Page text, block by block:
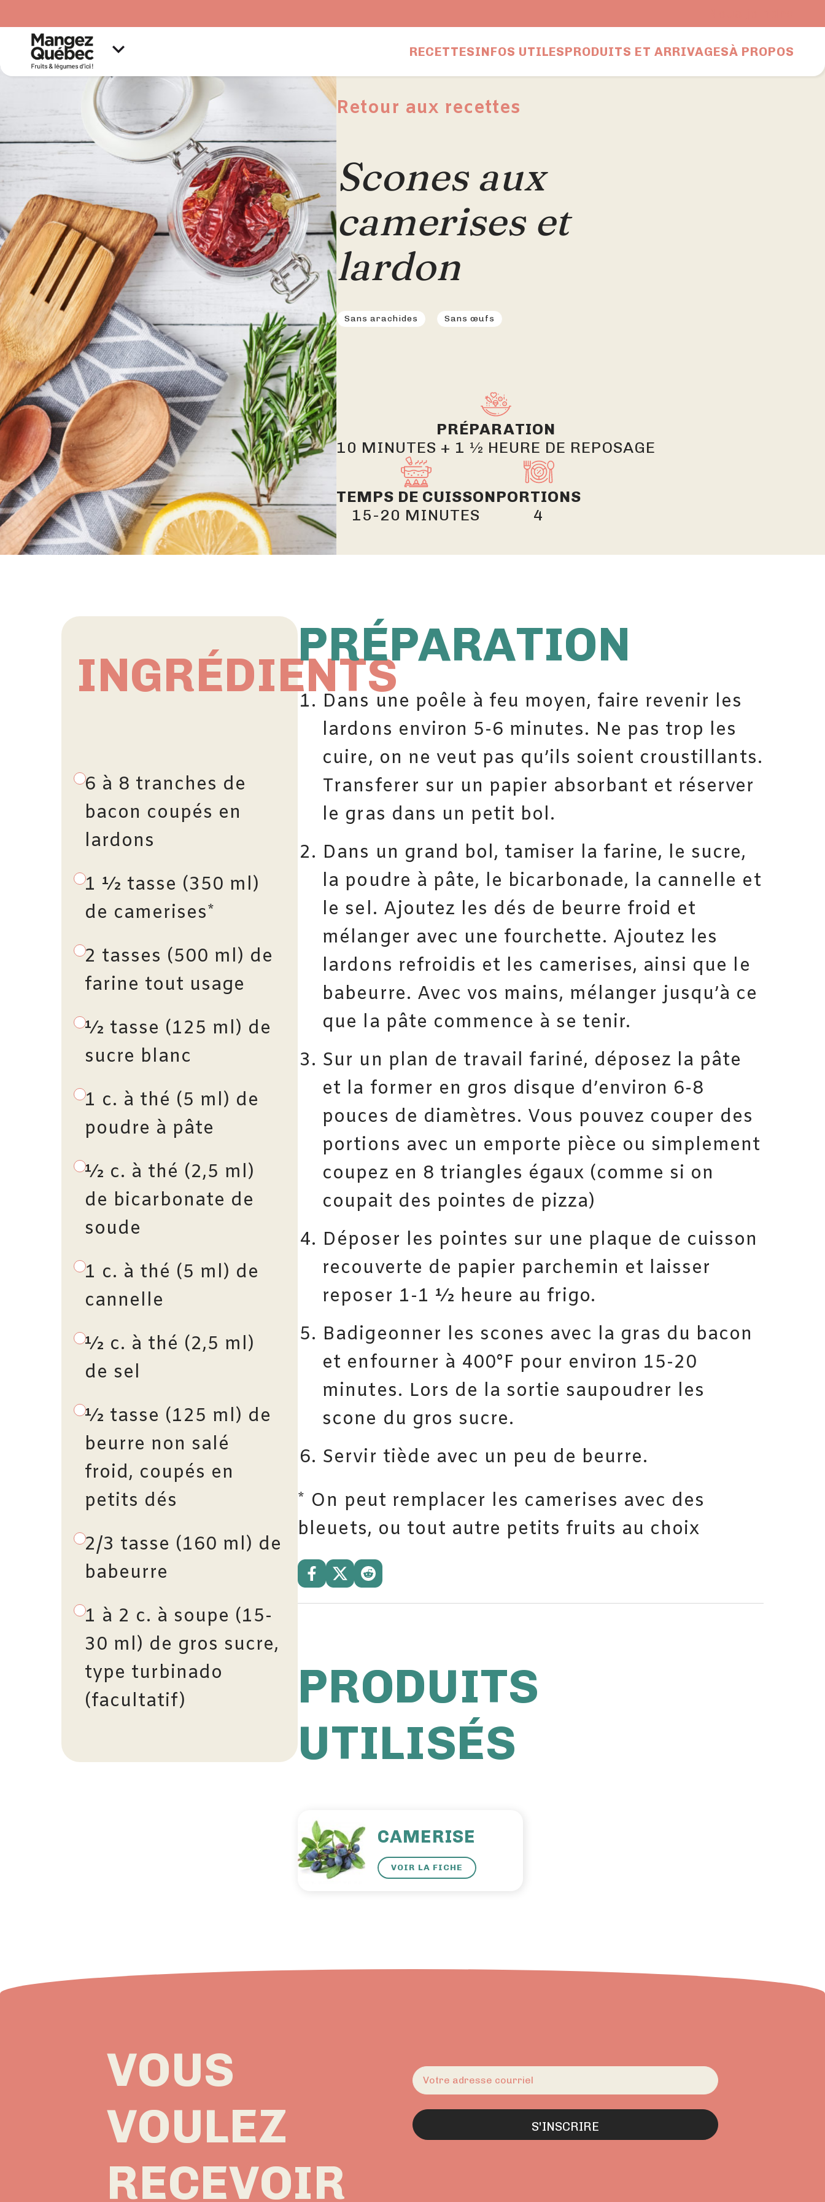
RECETTESINFOS UTILESPRODUITS ET ARRIVAGESÀ PROPOS
Retour aux recettes
Scones aux
camerises et
lardon
Sans arachides Sans œufs
PRÉPARATION
10 MINUTES + 1 ½ HEURE DE REPOSAGE
TEMPS DE CUISSON
15-20 MINUTES
PORTIONS
4
INGRÉDIENTS
6 à 8 tranches de
bacon coupés en
lardons
1 ½ tasse (350 ml)
de camerises*
2 tasses (500 ml) de
farine tout usage
½ tasse (125 ml) de
sucre blanc
1 c. à thé (5 ml) de
poudre à pâte
½ c. à thé (2,5 ml)
de bicarbonate de
soude
1 c. à thé (5 ml) de
cannelle
½ c. à thé (2,5 ml)
de sel
½ tasse (125 ml) de
beurre non salé
froid, coupés en
petits dés
2/3 tasse (160 ml) de
babeurre
1 à 2 c. à soupe (15-
30 ml) de gros sucre,
type turbinado
(facultatif)
PRÉPARATION
Dans une poêle à feu moyen, faire revenir les
lardons environ 5-6 minutes. Ne pas trop les
cuire, on ne veut pas qu’ils soient croustillants.
Transferer sur un papier absorbant et réserver
le gras dans un petit bol.
Dans un grand bol, tamiser la farine, le sucre,
la poudre à pâte, le bicarbonade, la cannelle et
le sel. Ajoutez les dés de beurre froid et
mélanger avec une fourchette. Ajoutez les
lardons refroidis et les camerises, ainsi que le
babeurre. Avec vos mains, mélanger jusqu’à ce
que la pâte commence à se tenir.
Sur un plan de travail fariné, déposez la pâte
et la former en gros disque d’environ 6-8
pouces de diamètres. Vous pouvez couper des
portions avec un emporte pièce ou simplement
coupez en 8 triangles égaux (comme si on
coupait des pointes de pizza)
Déposer les pointes sur une plaque de cuisson
recouverte de papier parchemin et laisser
reposer 1-1 ½ heure au frigo.
Badigeonner les scones avec la gras du bacon
et enfourner à 400°F pour environ 15-20
minutes. Lors de la sortie saupoudrer les
scone du gros sucre.
Servir tiède avec un peu de beurre.
* On peut remplacer les camerises avec des
bleuets, ou tout autre petits fruits au choix
PRODUITS
UTILISÉS
CAMERISE
VOIR LA FICHE
VOUS
VOULEZ
RECEVOIR
E-
mail(Nécessaire)